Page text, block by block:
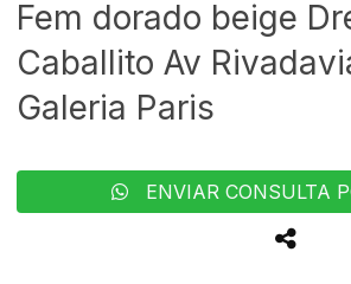
Fem dorado beige
Caballito Av
Galeria Paris
ENVIAR CONSULTA